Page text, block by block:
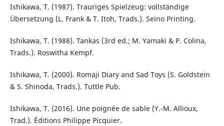
Ishikawa, T. (1987). Trauriges Spielzeug: vollständige
Übersetzung (L. Frank & T. Itoh, Trads.). Seino Printing.
Ishikawa, T. (1988). Tankas (3rd ed.; M. Yamaki & P. Colina,
Trads.). Roswitha Kempf.
Ishikawa, T. (2000). Romaji Diary and Sad Toys (S. Goldstein
& S. Shinoda, Trads.). Tuttle Pub.
Ishikawa, T. (2016). Une poignée de sable (Y.-M. Allioux,
Trad.). Éditions Philippe Picquier.